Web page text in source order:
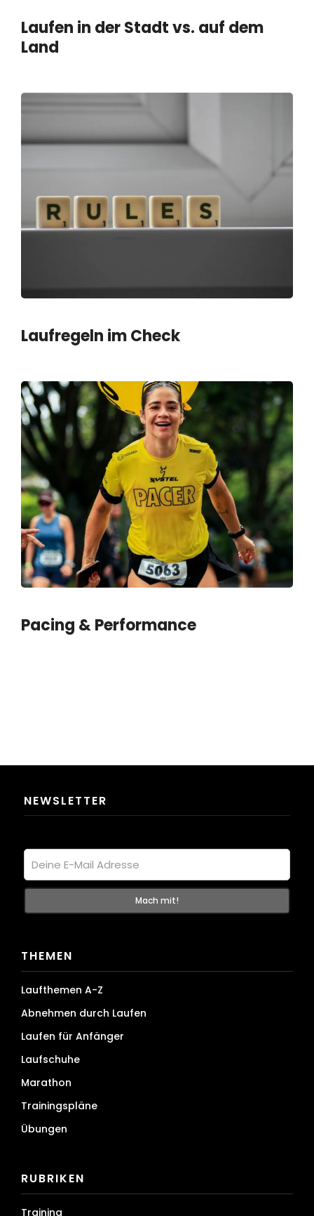
Laufen in der Stadt vs. auf dem
Land
Laufregeln im Check
Pacing & Performance
NEWSLETTER
THEMEN
Laufthemen A-Z
Abnehmen durch Laufen
Laufen für Anfänger
Laufschuhe
Marathon
Trainingspläne
Übungen
RUBRIKEN
Training